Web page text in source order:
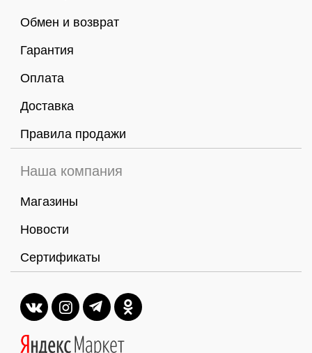
Обмен и возврат
Гарантия
Оплата
Доставка
Правила продажи
Наша компания
Магазины
Новости
Сертификаты